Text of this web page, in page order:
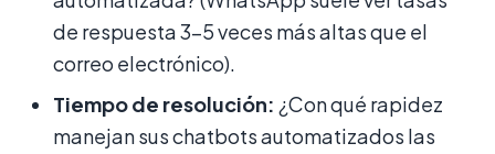
de respuesta 3-5 veces más altas que el
correo electrónico).
Tiempo de resolución: ¿Con qué rapidez
manejan sus chatbots automatizados las